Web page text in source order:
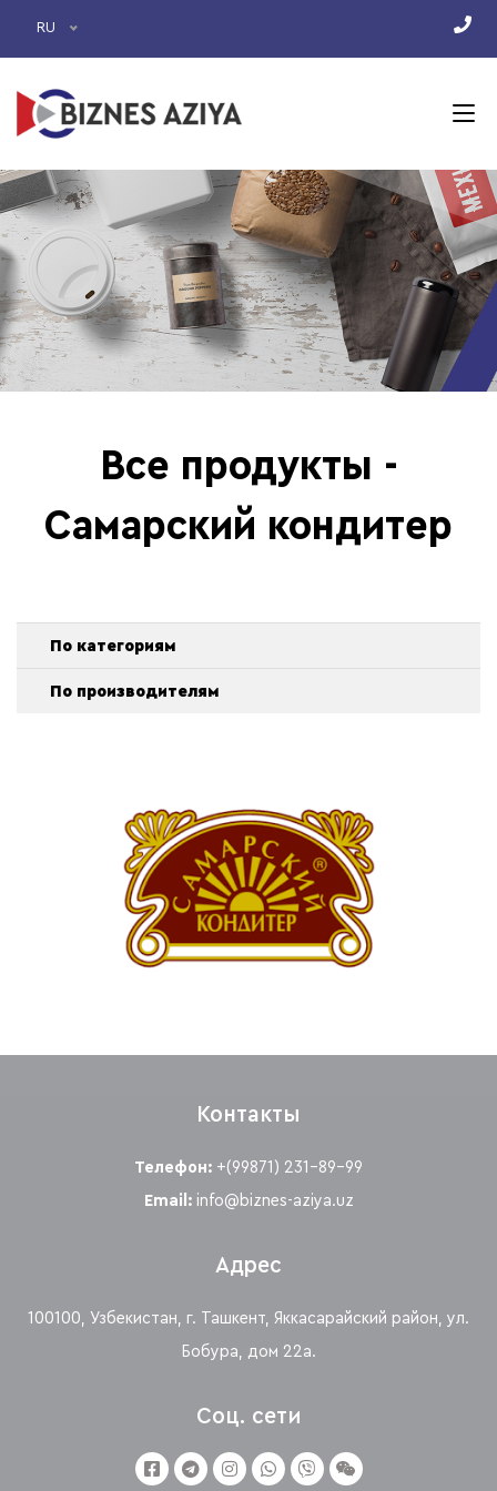
RU
Все продукты -
Самарский кондитер
По категориям
По производителям
Контакты
Телефон: +(99871) 231-89-99
Email: info@biznes-aziya.uz
Адрес
100100, Узбекистан, г. Ташкент, Яккасарайский район, ул.
Бобура, дом 22а.
Соц. сети